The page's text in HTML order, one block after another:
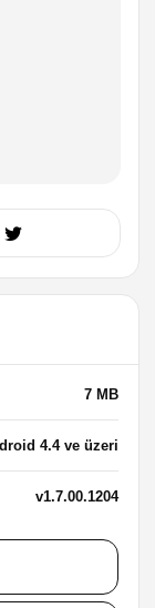
7 MB
4.4 ve üzeri
v1.7.00.1204